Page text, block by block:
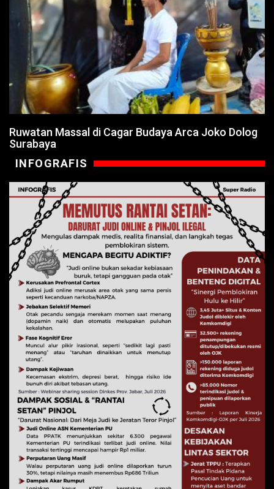
Ruwatan Massal di Cagar Budaya Arca Joko Dolog
Surabaya
INFOGRAFIS